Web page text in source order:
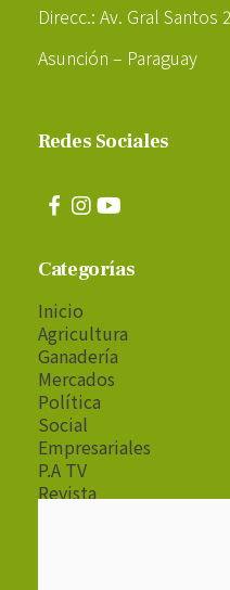
Direcc.: Av. Gral Santos
Asunción – Paraguay
Redes Sociales
Categorías
Inicio
Agricultura
Ganadería
Mercados
Política
Social
Empresariales
P.A TV
Revista